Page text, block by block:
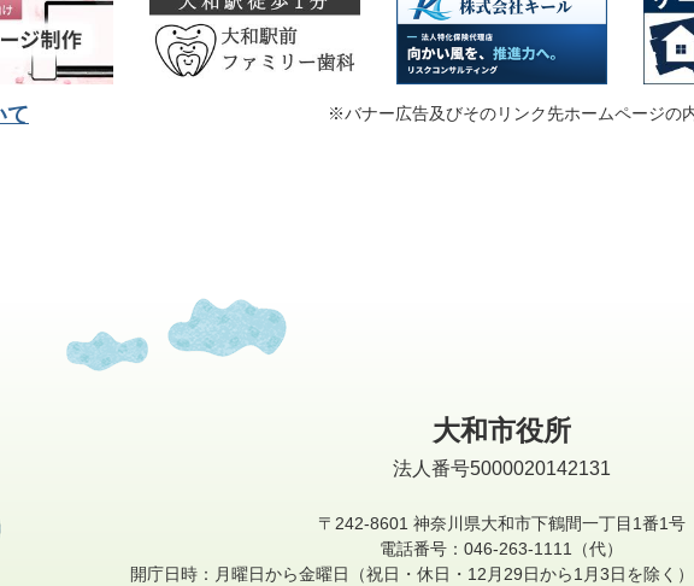
て ※バナー広告及びそのリンク先ホームページの
大和市役所
法人番号5000020142131
〒242-8601 神奈川県大和市下鶴間一丁目1番1号
電話番号：046-263-1111（代）
開庁日時：月曜日から金曜日
（祝日・休日・12月29日から1月3日を除く）